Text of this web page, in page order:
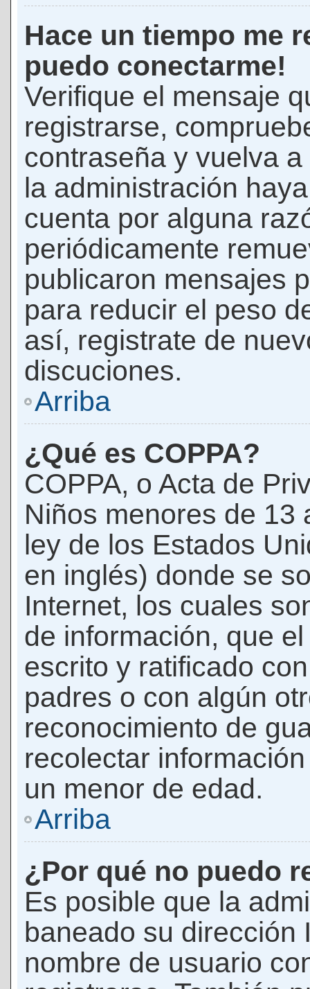
Hace un tiempo me
puedo conectarme!
Verifique el mensaje
registrarse,
contraseña y vuelva
la administración
cuenta por alguna
periódicamente
publicaron mensajes
para reducir el peso
así, registrate de
discuciones.
Arriba
¿Qué es COPPA?
COPPA, o Acta de
Niños menores de 13
ley de los Estados
en inglés) donde se
Internet, los cuales
de información, que
escrito y ratificado
padres o con algún
reconocimiento de
recolectar
un menor de edad.
Arriba
¿Por qué no puedo
Es posible que la
baneado su dirección
nombre de usuario